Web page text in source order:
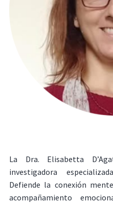
La Dra. Elisabetta
investigadora
Defiende la conexión
acompañamiento